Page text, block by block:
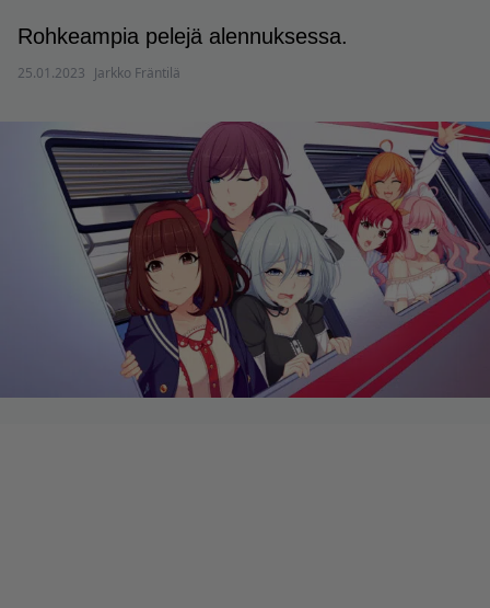
Rohkeampia pelejä alennuksessa.
25.01.2023 Jarkko Fräntilä